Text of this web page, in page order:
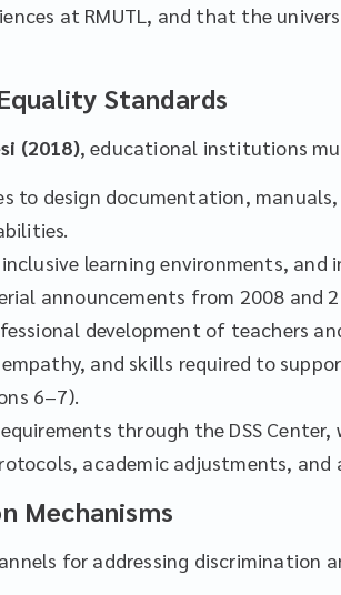
at RMUTL, and that the
Standards
(2018), educational institutions
to design documentation,
learning environments, and
announcements from 2008 and
development of teachers
and skills required to
6–7).
through the DSS
academic adjustments, and
Mechanisms
for addressing discrimination